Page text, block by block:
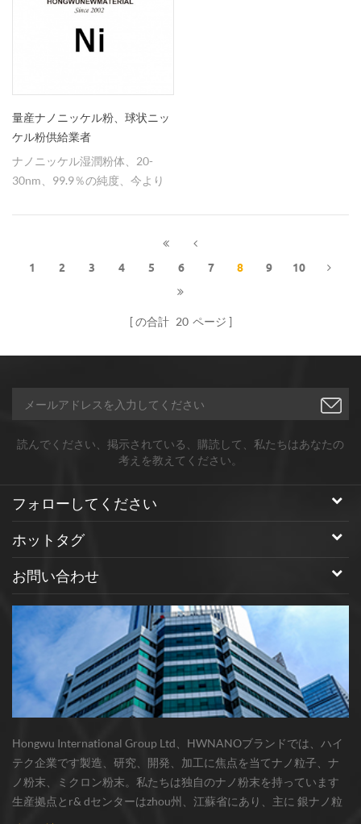
量産ナノニッケル粉、球状ニッ
ケル粉供給業者
ナノニッケル湿潤粉体、20-
30nm、99.9％の純度、今より
に生産することができます。
1 2 3 4 5 6 7 8 9 10
の合計 20 ページ
読んでください、掲示されている、購読して、私たちはあなたの
考えを教えてください。
フォローしてください
ホットタグ
お問い合わせ
Hongwu International Group Ltd、HWNANOブランドでは、ハイ
テク企業です製造、研究、開発、加工に焦点を当てナノ粒子、ナ
ノ粉末、ミクロン粉末。私たちは独自のナノ粉末を持っています
生産拠点とr& dセンターはzhou州、江蘇省にあり、主に 銀ナノ粒
子 、 銅ナノ粒子 、 炭化ケイ素ウィスカー/粉末 、 カーボンナノチ